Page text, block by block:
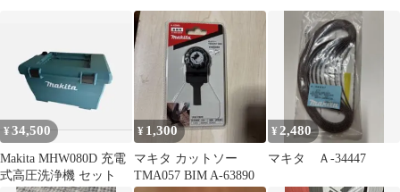
¥34,500
Makita MHW080D 充電
式高圧洗浄機 セット
¥ 1,300
マキタ カットソー
TMA057 BIM A-63890
¥ 2,480
マキタ Ａ-34447